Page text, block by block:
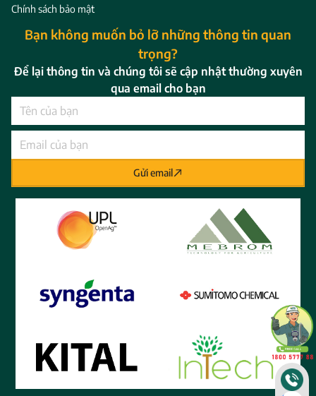
Chính sách bảo mật
Bạn không muốn bỏ lỡ những thông tin quan
trọng?
Để lại thông tin và chúng tôi sẽ cập nhật thường xuyên
qua email cho bạn
Gửi email